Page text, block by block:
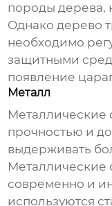
породы дерева,
Однако дерево
необходимо
защитными
появление
Металл
Металлические
прочностью и
выдерживать
Металлические
современно и
используются